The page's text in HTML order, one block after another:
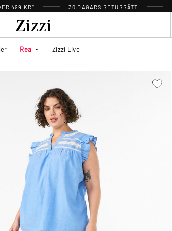
499 KR* 30 DAGARS RETURRÄTT
Rea Zizzi Live